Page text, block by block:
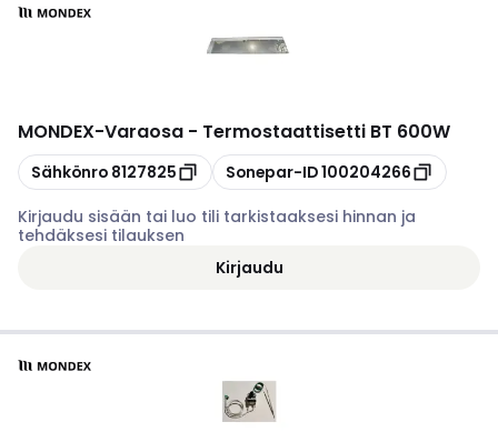
MONDEX-Varaosa - Termostaattisetti BT 600W
Kopioi
Sähkönro 8127825 Kopioi
Sonepar-ID100204266
Kirjaudu sisään tai luo tili tarkistaaksesi hinnan ja
tehdäksesi tilauksen
Kirjaudu